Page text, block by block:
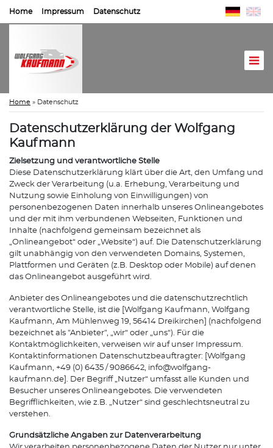
Home Impressum Datenschutz
Home » Datenschutz
Datenschutzerklärung der Wolfgang
Kaufmann
Zielsetzung und verantwortliche Stelle
Diese Datenschutzerklärung klärt über die Art, den Umfang und
Zweck der Verarbeitung (u.a. Erhebung, Verarbeitung und
Nutzung sowie Einholung von Einwilligungen) von
personenbezogenen Daten innerhalb unseres Onlineangebotes
und der mit ihm verbundenen Webseiten, Funktionen und
Inhalte (nachfolgend gemeinsam bezeichnet als
„Onlineangebot“ oder „Website“) auf. Die Datenschutzerklärung
gilt unabhängig von den verwendeten Domains, Systemen,
Plattformen und Geräten (z.B. Desktop oder Mobile) auf denen
das Onlineangebot ausgeführt wird.
Anbieter des Onlineangebotes und die datenschutzrechtlich
verantwortliche Stelle, ist die [Wolfgang Kaufmann, Wolfgang
Kaufmann, Am Mühlenweg 19, 56414 Dreikirchen] (nachfolgend
bezeichnet als "Anbieter", „wir“ oder „uns“). Für die
Kontaktmöglichkeiten, verweisen wir auf unser Impressum.
Kontaktinformationen Datenschutzbeauftragter: [Wolfgang
Kaufmann, +49 (0) 6435 / 9086642, info@wolfgang-
kaufmann.de]. Der Begriff „Nutzer“ umfasst alle Kunden und
Besucher unseres Onlineangebotes. Die verwendeten
Begrifflichkeiten, wie z.B. „Nutzer“ sind geschlechtsneutral zu
verstehen.
Grundsätzliche Angaben zur Datenverarbeitung